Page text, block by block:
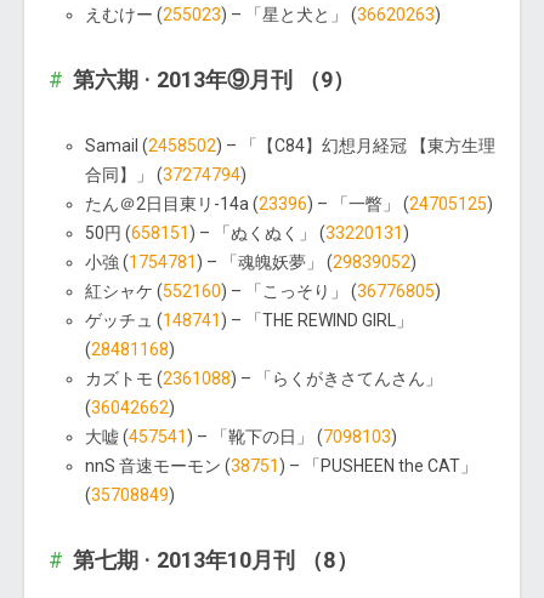
えむけー (255023) – 「星と犬と」 (36620263)
第六期 · 2013年⑨月刊 （9）
Samail (2458502) – 「【C84】幻想月経冠 【東方生理
合同】」 (37274794)
たん＠2日目東リ-14a (23396) – 「一瞥」 (24705125)
50円 (658151 ) – 「ぬくぬく」 (33220131 )
小強 (1754781 ) – 「魂魄妖夢」 (29839052)
紅シャケ (552160) – 「こっそり」 (36776805)
ゲッチュ (148741 ) – 「THE REWIND GIRL」
(28481168)
カズトモ (2361088) – 「らくがきさてんさん」
(36042662)
大嘘 (457541 ) – 「靴下の日」 (7098103)
nnS 音速モーモン (38751 ) – 「PUSHEEN the CAT」
(35708849)
第七期 · 2013年10月刊 （8）